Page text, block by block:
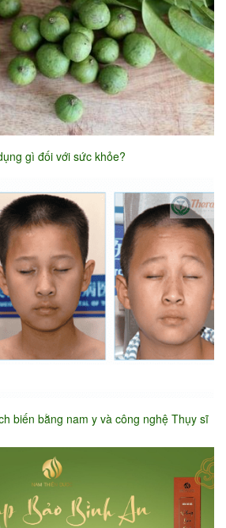
gì đối với sức khỏe?
hồi vùng da bị bạch biến bằng nam y và công nghệ Thụy sĩ